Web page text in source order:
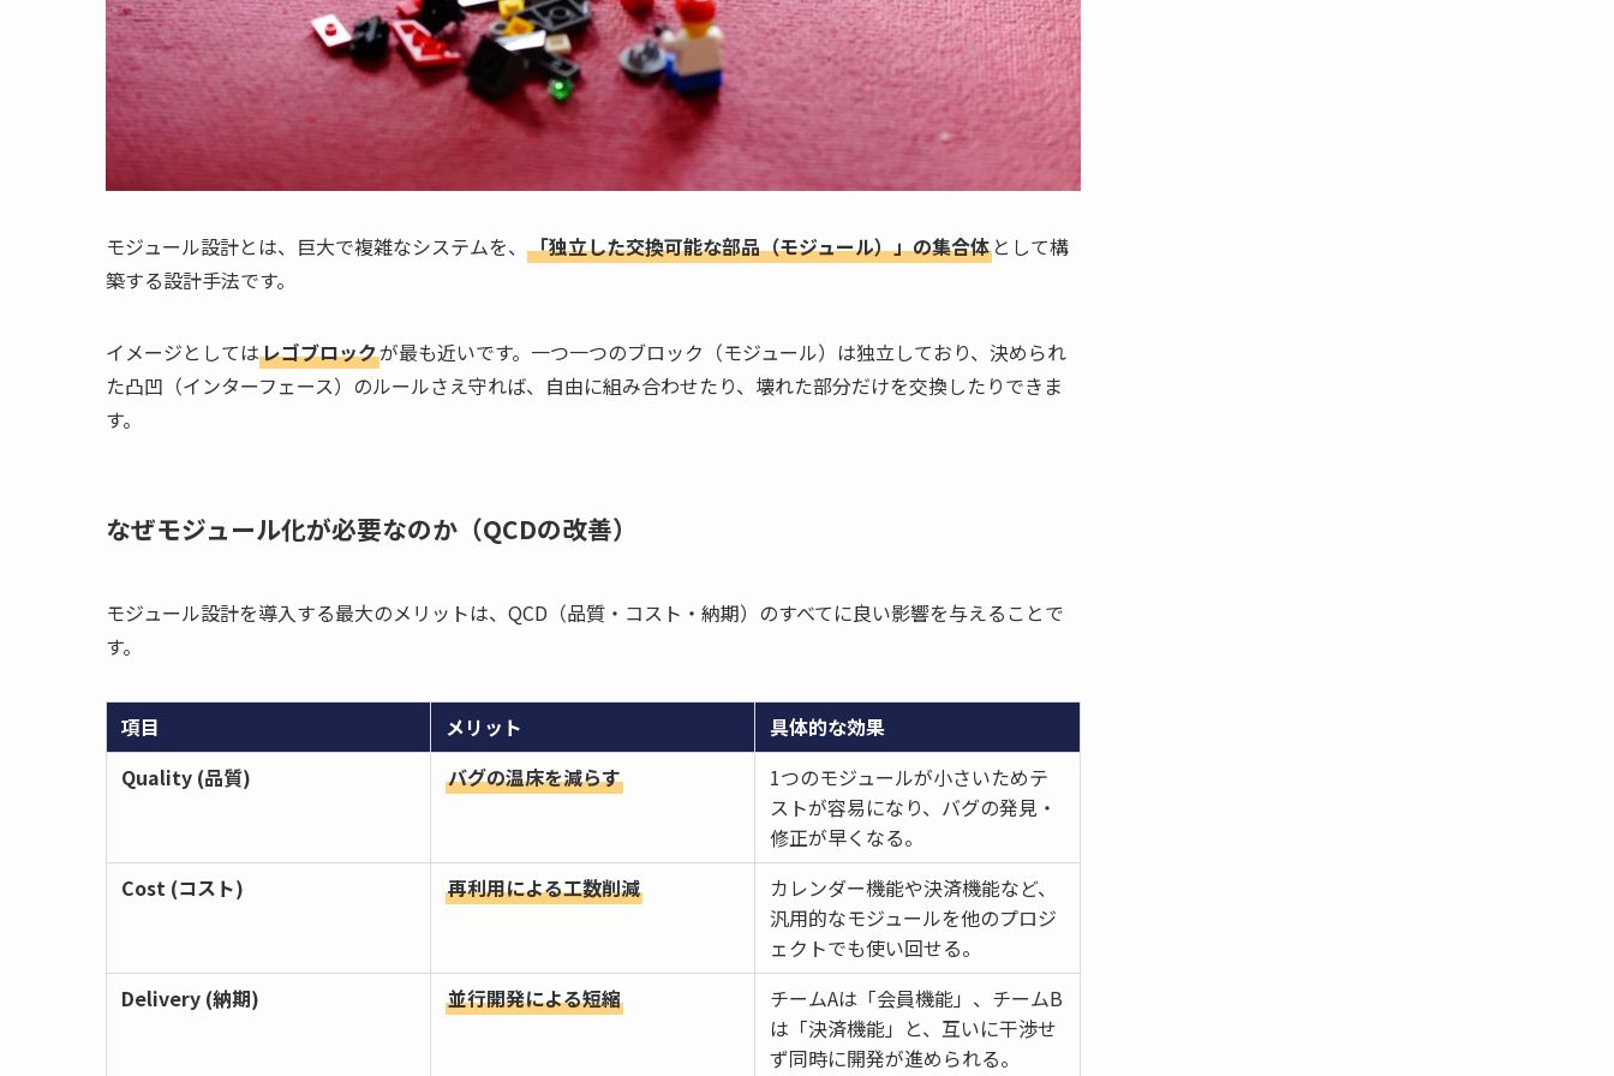
モジュール設計とは、巨大で複雑なシステムを、 「独立した交換可能な部品（モジュール）」の集合体 として構
築する設計手法です。
イメージとしてはレゴブロックが最も近いです。一つ一つのブロック（モジュール）は独立しており、決められ
た凸凹（インターフェース）のルールさえ守れば、自由に組み合わせたり、壊れた部分だけを交換したりできま
す。
なぜモジュール化が必要なのか（QCDの改善）
モジュール設計を導入する最大のメリットは、QCD（品質・コスト・納期）のすべてに良い影響を与えることで
す。
項目 メリット
具体的な効果
Quality (品質)
バグの温床を減らす
1つのモジュールが小さいためテ
ストが容易になり、バグの発見・
修正が早くなる。
Cost (コスト)
再利用による工数削減
カレンダー機能や決済機能など、
汎用的なモジュールを他のプロジ
ェクトでも使い回せる。
Delivery (納期)
並行開発による短縮
チームAは「会員機能」、チームB
は「決済機能」と、互いに干渉せ
ず同時に開発が進められる。